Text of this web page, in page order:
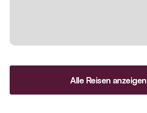
Alle Reisen anzeigen